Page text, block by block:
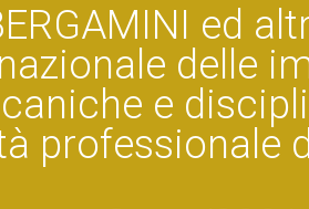
ed
delle
e
professionale